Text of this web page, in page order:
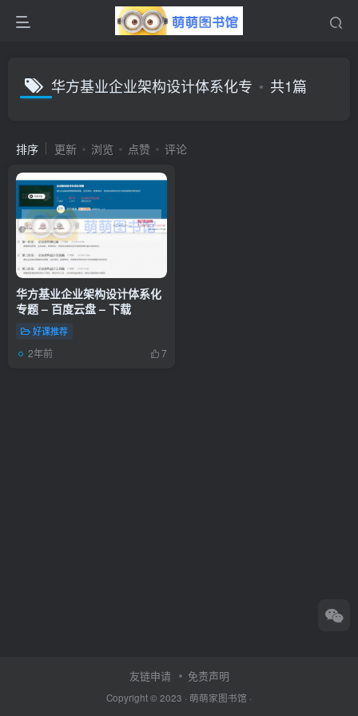
华方基业企业架构设计体系化专 共1篇
排序 更新 浏览 点赞 评论
华方基业企业架构设计体系化
专题 – 百度云盘 – 下载
好课推荐
2年前 7
友链申请 免责声明
Copyright © 2023 · 萌萌家图书馆 ·